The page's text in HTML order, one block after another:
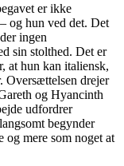
er ikke
og hun ved det. Det
ingen
sin stolthed. Det er
at hun kan italiensk,
Oversættelsen drejer
og Hyancinth
udfordrer
begynder
og mere som noget at